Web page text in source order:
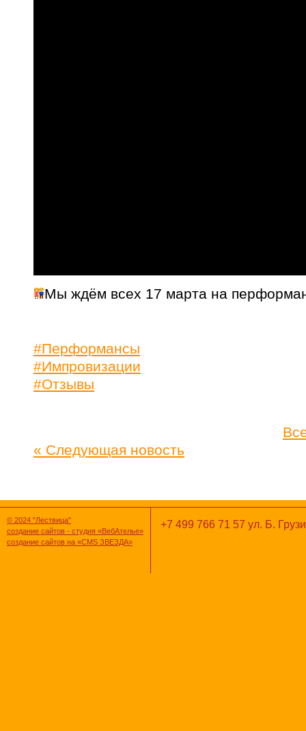
Мы ждём всех 17 марта на
#Перформансы
#Импровизации
#Отзывы
« Следующая новость
© 2024 "Лествица"
создание сайтов - студия «ВебАтелье»
создание сайтов на «CMS ЗВЕЗДА»
+7 499 766 71 57 ул. Б.